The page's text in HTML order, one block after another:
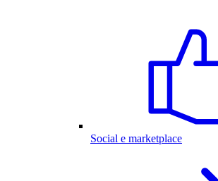
Social e marketplace